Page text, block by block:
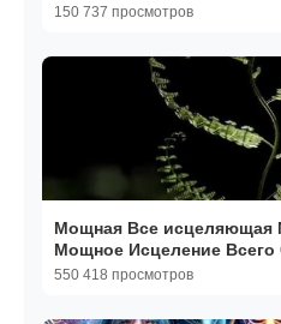
150 737 просмотров
Мощная Все исцеляющая
Мощное Исцеление
Регенерация Всего Тела
550 418 просмотров